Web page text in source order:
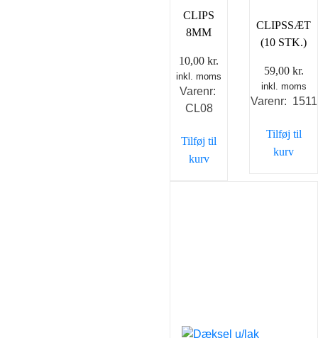
CLIPS
8MM
10,00 kr.
inkl. moms
Varenr:
CL08
Tilføj til
kurv
CLIPSSÆT
(10 STK.)
59,00 kr.
inkl. moms
Varenr: 1511
Tilføj til
kurv